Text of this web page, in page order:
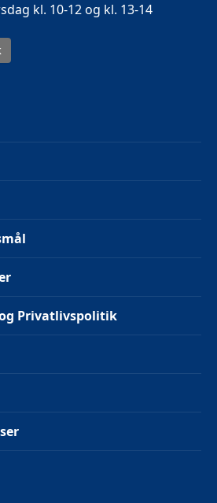
kl. 10-12 og kl. 13-14
og Privatlivspolitik